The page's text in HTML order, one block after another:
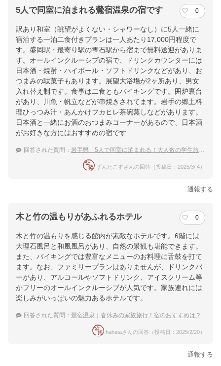
5人で同室に泊まれる鶯宿温泉の宿です 0
訳あり和室（眺望がよくない・シャワーなし）に5人一緒に
宿泊する一泊二食付きプランは一人あたり17,000円程度で
す。盛岡駅・最寄り駅の雫石駅から宿まで無料送迎がありま
す。オールインクルーシブの宿で、ドリンクカウンターには
日本酒・焼酎・ハイボール・ソフトドリンクなどがあり、お
つまみの駄菓子もあります。展望大浴場が2ヶ所あり、男女
入れ替え制です。食事は二食ともバイキングです。囲炉裏台
があり、川魚・帆立などが串焼きされてます。岩手の郷土料
理ひっつみ汁・あんかけフカヒレ茶碗蒸しなどがあります。
日本酒と一緒にお酒のおつまみコーナーがあるので、日本酒
がお好きな方にはおすすめの宿です
回答された質問： 岩手県 5人で同室に泊まれる！大人数の学生旅行におすすめの温泉宿
ずんたこすさんの回答（投稿日：2025/3/ 4）
通報する
木と竹の温もりがあふれるホテル 0
木と竹の温もりを感じる館内が素敵なホテルです。6階には
大理石風呂と和風風呂があり、自然の景観も堪能できます。
また、バイキングでは豊富なメニューのお料理に舌鼓を打て
ます。なお、ファミリープランはありませんが、ドリンクバ
ーがあり、アルコールやソフトドリンク、アイスクリーム等
かフリーのオールインクルーシブが人気です。家族連れには
楽しみがいっぱいの魅力あるホテルです。
回答された質問： 鶯宿温泉｜春休みの家族旅行！宿のおすすめは？
hahataさんの回答（投稿日：2025/2/20）
通報する